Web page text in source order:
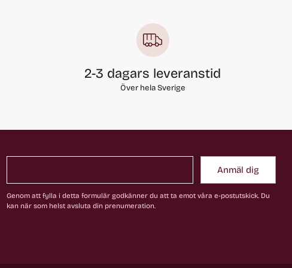
2-3 dagars leveranstid
Över hela Sverige
Anmäl dig
Genom att fylla i detta formulär godkänner du att ta emot våra e-postutskick. Du
kan när som helst avsluta din prenumeration.